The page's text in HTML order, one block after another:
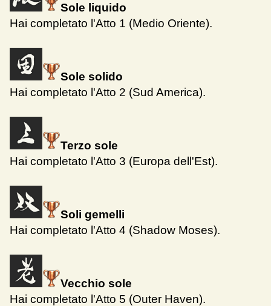
Sole liquido
Hai completato l'Atto 1 (Medio Oriente).
Sole solido
Hai completato l'Atto 2 (Sud America).
Terzo sole
Hai completato l'Atto 3 (Europa dell'Est).
Soli gemelli
Hai completato l'Atto 4 (Shadow Moses).
Vecchio sole
Hai completato l'Atto 5 (Outer Haven).